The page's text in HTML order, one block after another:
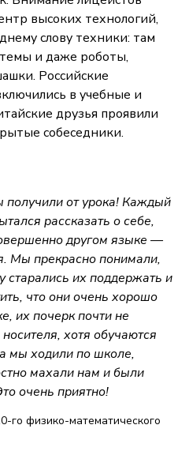
высоких технологий,
слову техники: там
и даже роботы,
Российские
в учебные и
друзья проявили
собеседники.
от урока! Каждый
рассказать о себе,
другом языке —
Мы прекрасно понимали,
старались их поддержать и
что они очень хорошо
их почерк почти не
хотя обучаются
мы ходили по школе,
махали нам и были
очень приятно!
го физико-математического